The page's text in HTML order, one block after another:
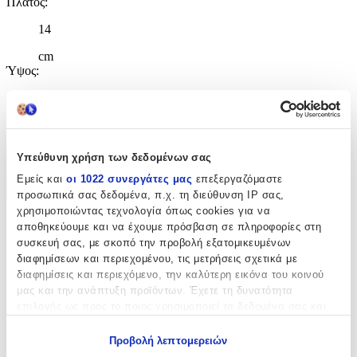
Υπεύθυνη χρήση των δεδομένων σας
Εμείς και οι 1022 συνεργάτες μας επεξεργαζόμαστε
προσωπικά σας δεδομένα, π.χ. τη διεύθυνση IP σας,
χρησιμοποιώντας τεχνολογία όπως cookies για να
αποθηκεύουμε και να έχουμε πρόσβαση σε πληροφορίες στη
συσκευή σας, με σκοπό την προβολή εξατομικευμένων
διαφημίσεων και περιεχομένου, τις μετρήσεις σχετικά με
διαφημίσεις και περιεχόμενο, την καλύτερη εικόνα του κοινού
μας και την ανάπτυξη προϊόντων. Έχετε τη δυνατότητα
Προβολή λεπτομερειών
14
cm
Ύψος:
Χαρακτηριστικά
+
Χαρακτηριστικά
Κατασκευαστής:
Graffiti
Βασικά Χαρακτηριστικά